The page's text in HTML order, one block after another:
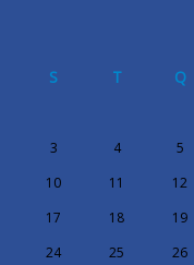
S T Q
3
4 5
10
11 12
17
18 19
24
25 26